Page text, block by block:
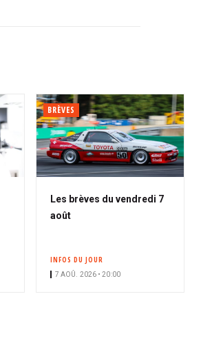
BRÈVES
Les brèves du vendredi 7
août
INFOS DU JOUR
7 AOÛ. 2026 • 20:00